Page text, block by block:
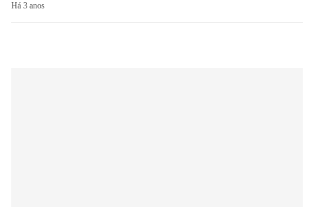
Há 3 anos